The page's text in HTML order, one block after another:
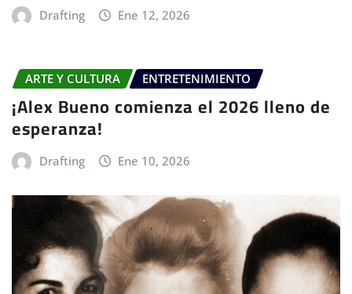
Drafting Ene 12, 2026
ARTE Y CULTURA ENTRETENIMIENTO
¡Alex Bueno comienza el 2026 lleno de
esperanza!
Drafting Ene 10, 2026